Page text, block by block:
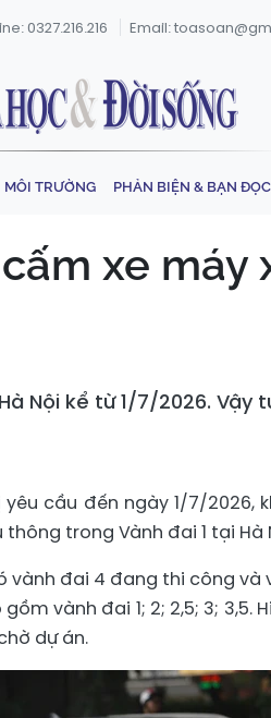
0327.216.216 Email:
MÔI TRƯỜNG PHẢN BIỆN & BẠN ĐỌC
xe máy
Nội kể từ 1/7/2026. Vậy
cầu đến ngày 1/7/2026,
trong Vành đai 1 tại Hà
vành đai 4 đang thi công và
vành đai 1; 2; 2,5; 3; 3,5.
dự án.